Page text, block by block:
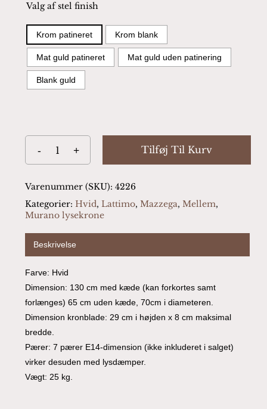
Valg af stel finish
Krom patineret Krom blank
Mat guld patineret Mat guld uden patinering
Blank guld
Tilføj Til Kurv
Varenummer (SKU): 4226
Kategorier: Hvid, Lattimo, Mazzega, Mellem,
Murano lysekrone
Beskrivelse
Farve: Hvid
Dimension: 130 cm med kæde (kan forkortes samt
forlænges) 65 cm uden kæde, 70cm i diameteren.
Dimension kronblade: 29 cm i højden x 8 cm maksimal
bredde.
Pærer: 7 pærer E14-dimension (ikke inkluderet i salget)
virker desuden med lysdæmper.
Vægt: 25 kg.